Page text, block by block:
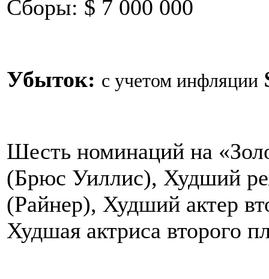
Сборы: $ 7 000 000
Убыток: с учетом инфляции
Шесть номинаций на
(Брюс Уиллис), Худший
(Райнер), Худший актер
Худшая актриса второго